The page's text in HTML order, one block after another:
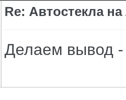
Re: Автостекла
Делаем вывод -